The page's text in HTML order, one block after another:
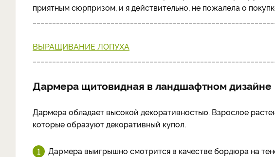
приятным сюрпризом, и я действительно, не пожалела о
ВЫРАЩИВАНИЕ ЛОПУХА
Дармера щитовидная в ландшафтном дизайне
Дармера обладает высокой декоративностью. Взрослое
которые образуют декоративный купол.
Дармера выигрышно смотрится в качестве бордюра на